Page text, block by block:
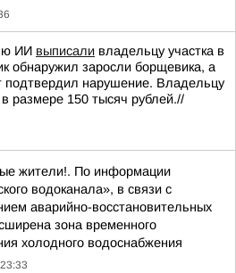
ИИ выписали владельцу участка в
обнаружил заросли борщевика, а
подтвердил нарушение. Владельцу
размере 150 тысяч рублей.//
жители!. По информации
водоканала», в связи с
аварийно-восстановительных
зона временного
холодного водоснабжения